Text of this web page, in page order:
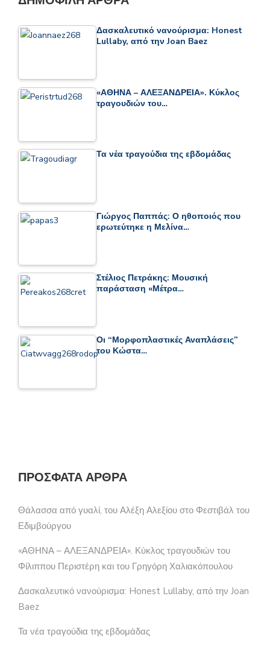
Δασκαλευτικό νανούρισμα: Honest
Lullaby, από την Joan Baez
«ΑΘΗΝΑ – ΑΛΕΞΑΝΔΡΕΙΑ». Κύκλος
τραγουδιών του…
Τα νέα τραγούδια της εβδομάδας
Γιώργος Παππάς: Ο ηθοποιός που
ερωτεύτηκε η Μελίνα…
Στέλιος Πετράκης: Μουσική
παράσταση «Μέτρα…
Οι “Μορφοπλαστικές Αναπλάσεις”
του Κώστα…
ΠΡΌΣΦΑΤΑ ΆΡΘΡΑ
Θάλασσα από γυαλί, του Αλέξη Αλεξίου στο Φεστιβάλ του
Εδιμβούργου
«ΑΘΗΝΑ – ΑΛΕΞΑΝΔΡΕΙΑ». Κύκλος τραγουδιών του
Φίλιππου Περιστέρη και του Γρηγόρη Χαλιακόπουλου
Δασκαλευτικό νανούρισμα: Honest Lullaby, από την Joan
Baez
Τα νέα τραγούδια της εβδομάδας